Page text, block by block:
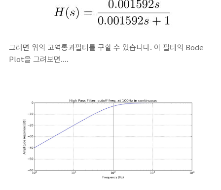
그러면 위의 고역통과필터를 구할 수 있습니다. 이 필터의 Bode
Plot을 그려보면....